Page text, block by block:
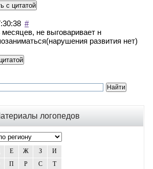
с цитатой
#
не выговаривает н
развития нет)
логопедов
Е Ж З
И
П Р С
Т